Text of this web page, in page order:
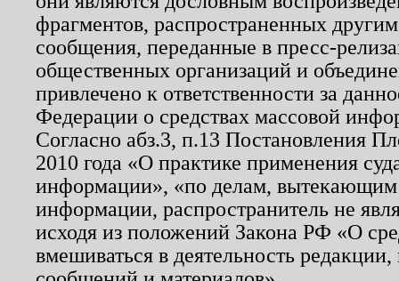
фрагментов, распространенных
сообщения, переданные в пресс-
общественных организаций и
привлечено к ответственности за
Федерации о средствах массовой
Согласно абз.3, п.13 Постановления
2010 года «О практике применения
информации», «по делам, вытекающим
информации, распространитель не
исходя из положений Закона РФ «О
вмешиваться в деятельность